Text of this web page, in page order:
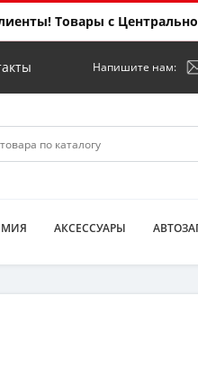
Товары с
Напишите нам:
АКСЕССУАРЫ